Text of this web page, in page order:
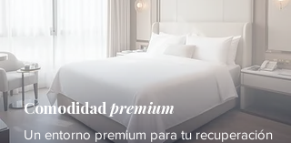
Comodidad premium
Un entorno premium para tu recuperación